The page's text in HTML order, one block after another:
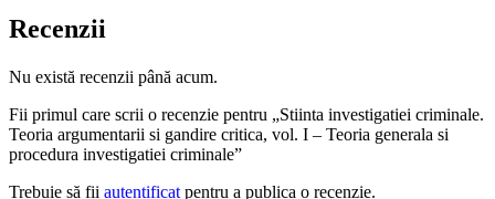
Recenzii
Nu există recenzii până acum.
Fii primul care scrii o recenzie pentru „Stiinta investigatiei criminale.
Teoria argumentarii si gandire critica, vol. I – Teoria generala si
procedura investigatiei criminale”
Trebuie să fii autentificat pentru a publica o recenzie.